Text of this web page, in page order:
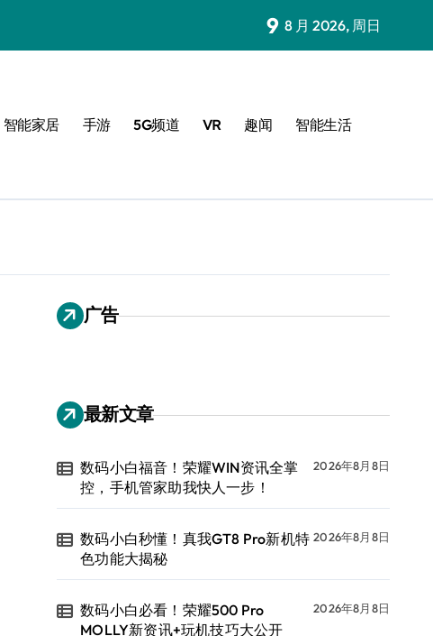
9 8 月 2026, 周日
智能家居 手游 5G频道 VR 趣闻 智能生活
广告
最新文章
数码小白福音！荣耀WIN资讯全掌
控，手机管家助我快人一步！
2026年8月8日
数码小白秒懂！真我GT8 Pro新机特
色功能大揭秘
2026年8月8日
数码小白必看！荣耀500 Pro
MOLLY新资讯+玩机技巧大公开
2026年8月8日